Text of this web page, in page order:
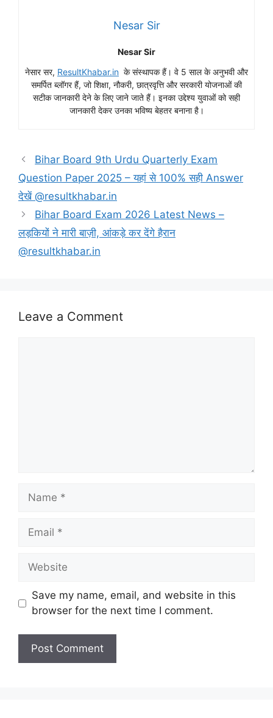
Nesar Sir
Nesar Sir
नेसार सर, ResultKhabar.in के संस्थापक हैं। वे 5 साल के अनुभवी और
समर्पित ब्लॉगर हैं, जो शिक्षा, नौकरी, छात्रवृत्ति और सरकारी योजनाओं की
सटीक जानकारी देने के लिए जाने जाते हैं। इनका उद्देश्य युवाओं को सही
जानकारी देकर उनका भविष्य बेहतर बनाना है।
Bihar Board 9th Urdu Quarterly Exam
Question Paper 2025 – यहां से 100% सही Answer
देखें @resultkhabar.in
Bihar Board Exam 2026 Latest News –
लड़कियों ने मारी बाज़ी, आंकड़े कर देंगे हैरान
@resultkhabar.in
Leave a Comment
Name
Email
Website
Save my name, email, and website in this
browser for the next time I comment.